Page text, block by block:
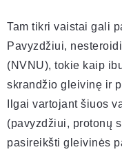
Tam tikri vaistai gali
Pavyzdžiui,
(NVNU), tokie kaip
skrandžio gleivinę ir
Ilgai vartojant šiuos
(pavyzdžiui, protonų
pasireikšti gleivinės